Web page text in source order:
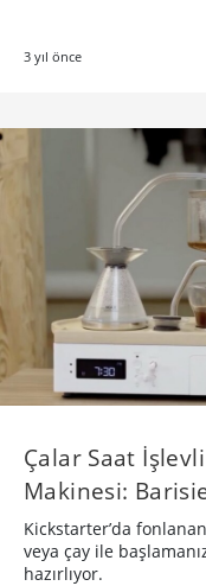
3 yıl önce
Çalar Saat
Makinesi:
Kickstarter’da
veya çay ile
hazırlıyor.